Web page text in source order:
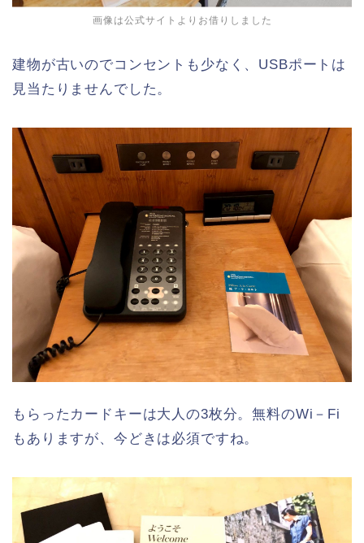
画像は公式サイトよりお借りしました
建物が古いのでコンセントも少なく、USBポートは
見当たりませんでした。
もらったカードキーは大人の3枚分。無料のWi－Fi
もありますが、今どきは必須ですね。